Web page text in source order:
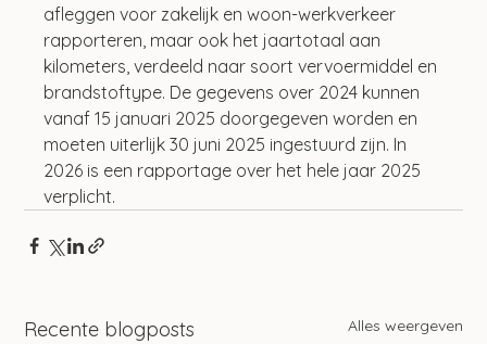
afleggen voor zakelijk en woon-werkverkeer
rapporteren, maar ook het jaartotaal aan
kilometers, verdeeld naar soort vervoermiddel en
brandstoftype. De gegevens over 2024 kunnen
vanaf 15 januari 2025 doorgegeven worden en
moeten uiterlijk 30 juni 2025 ingestuurd zijn. In
2026 is een rapportage over het hele jaar 2025
verplicht.
Recente blogposts Alles weergeven